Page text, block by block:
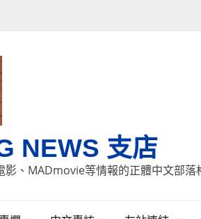
NEWS 支店
、MADmovie等情報的正體中文部落